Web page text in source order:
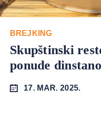
BREJKING
Skupštinski
ponude
17. MAR. 2025.